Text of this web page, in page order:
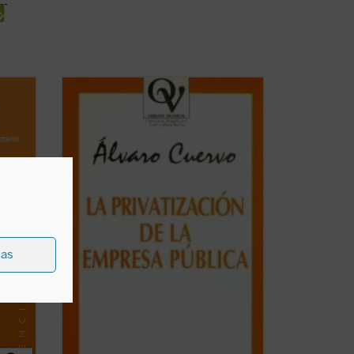
se
La privatización de la empresa pública no
es un mero capricho o una táctica
política. En realidad, es la conciencia del
comportamiento ineficiente de la misma
lo que ha desencadenado los procesos
El profesor Álvaro ... (ver ficha)